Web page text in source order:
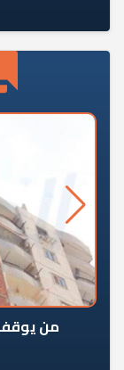
من يوقف